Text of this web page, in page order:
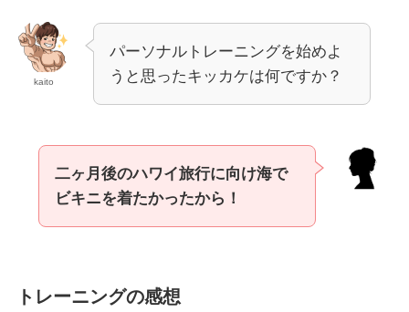
kaito
パーソナルトレーニングを始めよ
うと思ったキッカケは何ですか？
二ヶ月後のハワイ旅行に向け海で
ビキニを着たかったから！
トレーニングの感想